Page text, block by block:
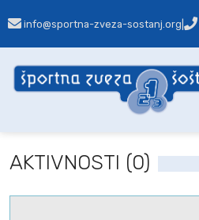
info@sportna-zveza-sostanj.org
AKTIVNOSTI (0)